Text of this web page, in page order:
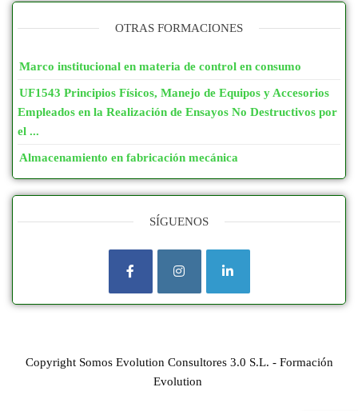
OTRAS FORMACIONES
Marco institucional en materia de control en consumo
UF1543 Principios Físicos, Manejo de Equipos y Accesorios
Empleados en la Realización de Ensayos No Destructivos por
el ...
Almacenamiento en fabricación mecánica
SÍGUENOS
Copyright Somos Evolution Consultores 3.0 S.L. - Formación
Evolution